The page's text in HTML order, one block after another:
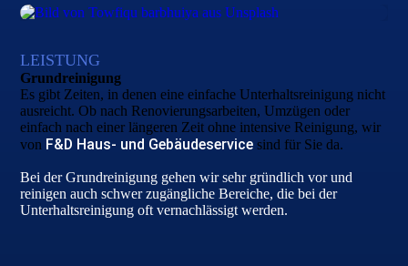
LEISTUNG
Grund­reinigung
Es gibt Zeiten, in denen eine einfache Unterhaltsreinigung nicht
ausreicht. Ob nach Renovierungsarbeiten, Umzügen oder
einfach nach einer längeren Zeit ohne intensive Reinigung, wir
von F&D Haus- und Gebäudeservice sind für Sie da.
Bei der Grundreinigung gehen wir sehr gründlich vor und
reinigen auch schwer zugängliche Bereiche, die bei der
Unterhaltsreinigung oft vernachlässigt werden.